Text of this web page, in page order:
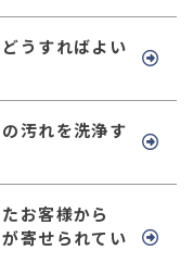
うすればよい
汚れを洗浄す
お客様から
寄せられてい